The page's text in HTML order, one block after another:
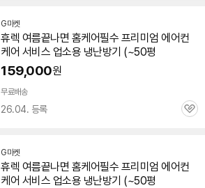
G마켓
휴렉 여름끝나면 홈케어필수 프리미엄 에어컨
케어 서비스 업소용 냉난방기 (~50평
159,000원
무료배송
26.04. 등록
관
G마켓
휴렉 여름끝나면 홈케어필수 프리미엄 에어컨
케어 서비스 업소용 냉난방기 (~50평